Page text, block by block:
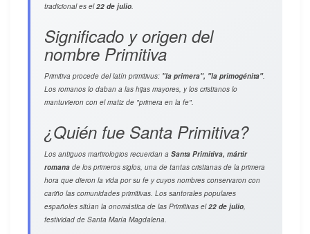
tradicional es el22 de julio.
Significado y origen del
nombre Primitiva
Primitiva procede del latín primitivus: "la primera", "la primogénita".
Los romanos lo daban a las hijas mayores, y los cristianos lo
mantuvieron con el matiz de "primera en la fe".
¿Quién fue Santa Primitiva?
Los antiguos martirologios recuerdan a Santa Primitiva, mártir
romana de los primeros siglos, una de tantas cristianas de la primera
hora que dieron la vida por su fe y cuyos nombres conservaron con
cariño las comunidades primitivas. Los santorales populares
españoles sitúan la onomástica de las Primitivas el22 de julio,
festividad de Santa María Magdalena.